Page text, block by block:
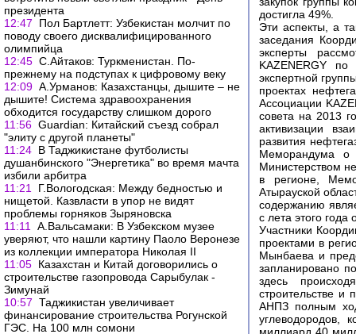
президента
12:47
Пол Бартлетт: Узбекистан молчит по
поводу своего дисквалифицированного
олимпийца
12:45 С.Айтаков: Туркменистан. По-
прежнему на подступах к цифровому веку
12:09 А.Урманов: Казахстанцы, дышите – не
дышите! Система здравоохранения
обходится государству слишком дорого
11:56 Guardian: Китайский съезд собрал
"элиту с другой планеты"
11:24 В Таджикистане футболисты
душанбинского "Энергетика" во время мачта
избили арбитра
11:21
Г.Вологодская: Между бедностью и
нищетой. Казвласти в упор не видят
проблемы горняков Зыряновска
11:11
А.Вальсамаки: В Узбекском музее
уверяют, что нашли картину Паоло Веронезе
из коллекции императора Николая II
11:05 Казахстан и Китай договорились о
строительстве газопровода Сарыбулак -
Зимунай
10:57 Таджикистан увеличивает
финансирование строительства Рогунской
ГЭС. На 100 млн сомони
достигла 49%.
Эти аспекты, а
заседания
эксперты
KAZENERGY по
экспертной
проектах
Ассоциации
совета на 2013
активизации
развития
Меморандума о
Министерством
в регионе,
Атырауской
содержанию
с лета этого
Участники
проектами в
Мынбаева и
запланировано
здесь
строительстве и
АНПЗ полным
углеводородов,